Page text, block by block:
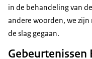
in de behandeling van
andere woorden, we zijn
de slag gegaan.
Gebeurtenissen